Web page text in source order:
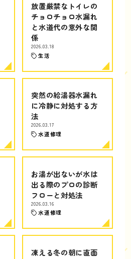
放置厳禁なトイレの
チョロチョロ水漏れ
と水道代の意外な関
係
2026.03.18
生活
突然の給湯器水漏れ
に冷静に対処する方
法
2026.03.17
水道修理
お湯が出ないが水は
出る際のプロの診断
フローと対処法
2026.03.16
水道修理
凍える冬の朝に直面